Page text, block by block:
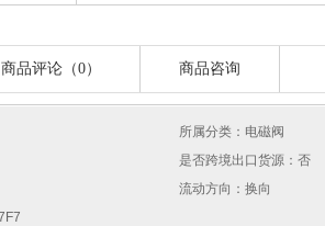
商品评论（0） 商品咨询
所属分类：电磁阀
是否跨境出口货源：否
流动方向：换向